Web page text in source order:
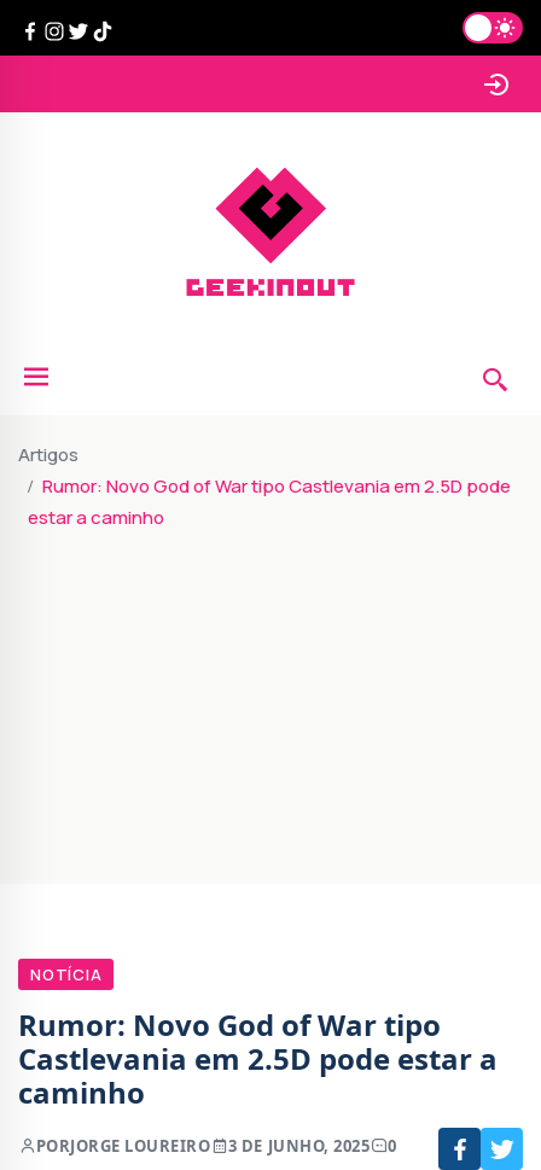
Artigos
Rumor: Novo God of War tipo Castlevania em 2.5D pode
estar a caminho
NOTÍCIA
Rumor: Novo God of War tipo
Castlevania em 2.5D pode estar a
caminho
PORJORGE LOUREIRO 3 DE JUNHO, 2025 0